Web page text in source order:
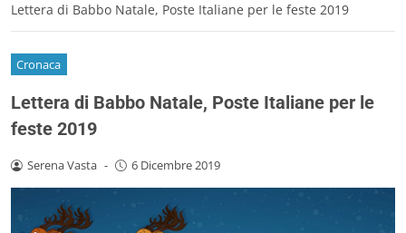
Lettera di Babbo Natale, Poste Italiane per le feste 2019
Cronaca
Lettera di Babbo Natale, Poste Italiane per le
feste 2019
Serena Vasta - 6 Dicembre 2019